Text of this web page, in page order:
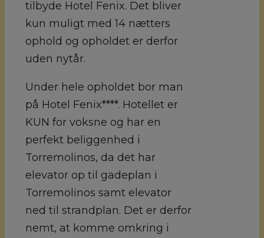
tilbyde Hotel Fenix. Det bliver
kun muligt med 14 nætters
ophold og opholdet er derfor
uden nytår.
Under hele opholdet bor man
på Hotel Fenix****. Hotellet er
KUN for voksne og har en
perfekt beliggenhed i
Torremolinos, da det har
elevator op til gadeplan i
Torremolinos samt elevator
ned til strandplan. Det er derfor
nemt, at komme omkring i